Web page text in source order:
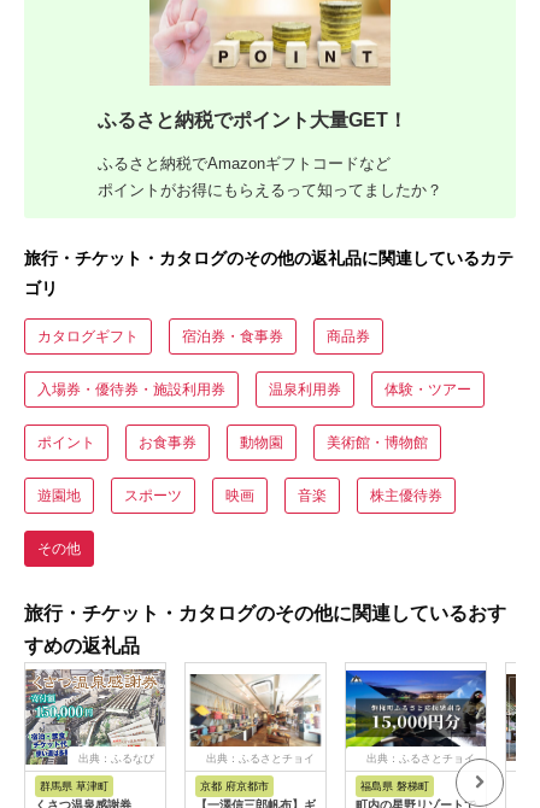
ふるさと納税でポイント大量GET！
ふるさと納税でAmazonギフトコードなど
ポイントがお得にもらえるって知ってましたか？
旅行・チケット・カタログのその他の返礼品に関連しているカテ
ゴリ
カタログギフト 宿泊券・食事券 商品券
入場券・優待券・施設利用券 温泉利用券 体験・ツアー
ポイント お食事券 動物園 美術館・博物館
遊園地 スポーツ 映画 音楽 株主優待券
その他
旅行・チケット・カタログのその他に関連しているおす
すめの返礼品
出典：ふるなび
群馬県 草津町
くさつ温泉感謝券
出典：ふるさとチョイ
京都 府京都市
【一澤信三郎帆布】ギ
出典：ふるさとチョイ
福島県 磐梯町
町内の星野リゾートで